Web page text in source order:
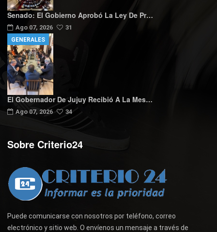
Senado: El Gobierno Aprobó La Ley De Pr…
Ago 07, 2026 31
El Gobernador De Jujuy Recibió A La Mes…
Ago 07, 2026 34
GENERALES
Sobre Criterio24
Puede comunicarse con nosotros por teléfono, correo
electrónico y sitio web. O envíenos un mensaje a través de